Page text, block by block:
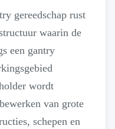
gereedschap rust
waarin de
een gantry
wordt
van grote
schepen en